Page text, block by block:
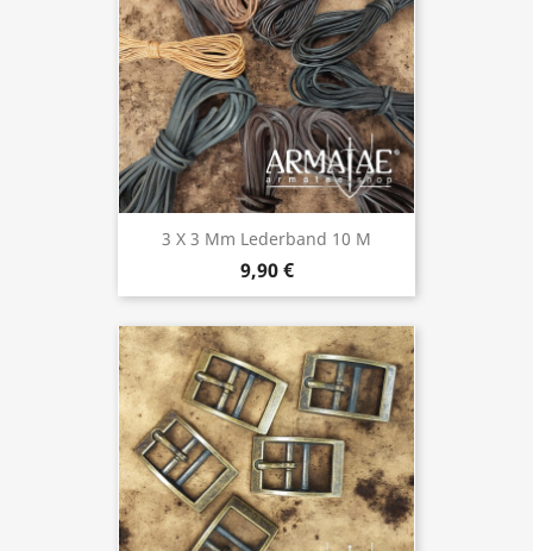
3 X 3 Mm Lederband 10 M
9,90 €